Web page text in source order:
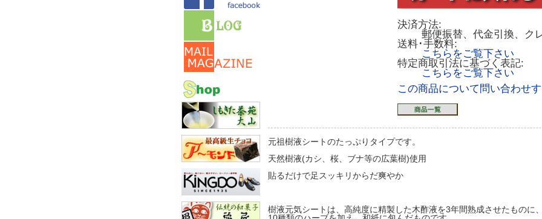
決済方法:
郵便振替、代金引換、ク
送料･手数料:
こちらをご覧下さい
特定商取引法に基づく表記:
こちらをご覧下さい
この商品について問い合わせ
元祖樹液シートのたっぷりタイプです。
天然樹液(カシ、桜、ブナ等の広葉樹)使用
貼るだけで足スッキリからだ爽やか
樹液元気シートは、高純度に精製した木酢液を3年間熟成させたものに